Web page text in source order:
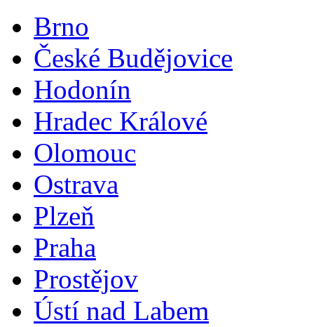
Brno
České Budějovice
Hodonín
Hradec Králové
Olomouc
Ostrava
Plzeň
Praha
Prostějov
Ústí nad Labem